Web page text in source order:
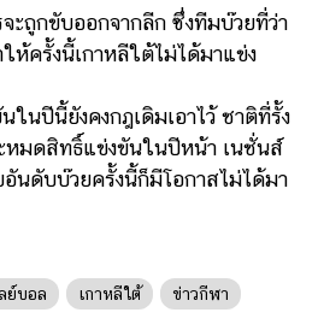
ะถูกขับออกจากลีก ซึ่งทีมบ๊วยที่ว่า
ห้ครั้งนี้เกาหลีใต้ไม่ได้มาแข่ง
นี้ยังคงกฎเดิมเอาไว้ ชาติที่รั้ง
หมดสิทธิ์แข่งขันในปีหน้า เนชั่นส์
นดับบ๊วยครั้งนี้ก็มีโอกาสไม่ได้มา
ย์บอล เกาหลีใต้ ข่าวกีฬา